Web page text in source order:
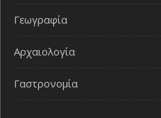
Γεωγραφία
Αρχαιολογία
Γαστρονομία